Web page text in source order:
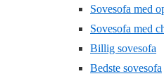
Sovesofa med
Sovesofa med
Billig sovesofa
Bedste sovesofa